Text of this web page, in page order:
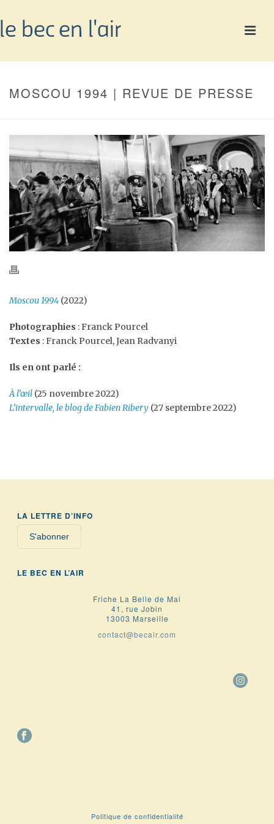
MOSCOU 1994 | REVUE DE PRESSE
Moscou 1994 (2022)
Photographies : Franck Pourcel
Textes : Franck Pourcel, Jean Radvanyi
Ils en ont parlé :
À l’œil (25 novembre 2022)
L’intervalle, le blog de Fabien Ribery (27 septembre 2022)
LA LETTRE D’INFO
S'abonner
LE BEC EN L’AIR
Friche La Belle de Mai
41, rue Jobin
13003 Marseille
contact@becair.com
Politique de confidentialité